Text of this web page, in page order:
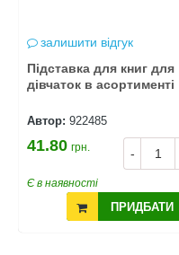
залишити відгук
Підставка для книг для
дівчаток в асортименті
Автор: 922485
-
41.80 грн.
Є в наявності
ПРИДБАТИ